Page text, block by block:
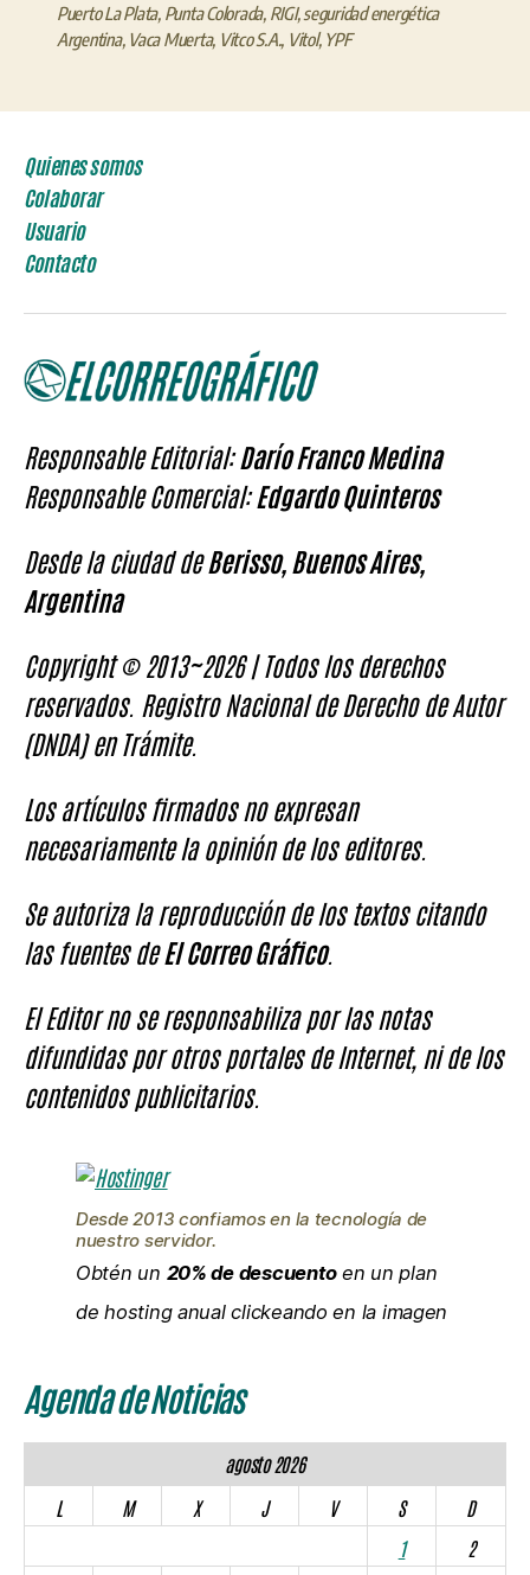
Puerto La Plata, Punta Colorada, RIGI,seguridad energética
Argentina, Vaca Muerta, Vitco S.A., Vitol, YPF
Quienes somos
Colaborar
Usuario
Contacto
Responsable Editorial:Darío Franco Medina
Responsable Comercial:Edgardo Quinteros
Desde la ciudad deBerisso, Buenos Aires,
Argentina
Copyright © 2013~2026 | Todos los derechos
reservados. Registro Nacional de Derecho de Autor
(DNDA) en Trámite.
Los artículos firmados no expresan
necesariamente la opinión de los editores.
Se autoriza la reproducción de los textos citando
las fuentes deEl Correo Gráfico.
El Editor no se responsabiliza por las notas
difundidas por otros portales de Internet, ni de los
contenidos publicitarios.
Desde 2013 confiamos en la tecnología de
nuestro servidor.
Obtén un 20% de descuentoen un plan
de hosting anual clickeando en la imagen
Agenda de Noticias
agosto 2026
L
M X J V S
D
1
2